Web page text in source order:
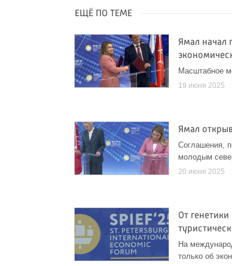
ЕЩЁ ПО ТЕМЕ
Ямал начал
Масштабное
19 июня 2025
Ямал
Соглашения,
молодым
20 июня 2025
От
На
только об